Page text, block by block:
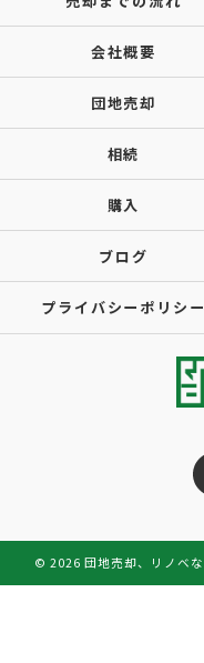
会社概要
団地売却
相続
購入
ブログ
プライバシーポリシー
© 2026 団地売却、リノベな